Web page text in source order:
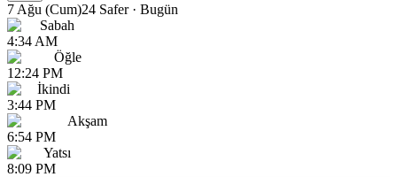
7 Ağu (Cum)24 Safer· Bugün
Sabah
4:34 AM
Öğle
12:24 PM
İkindi
3:44 PM
Akşam
6:54 PM
Yatsı
8:09 PM